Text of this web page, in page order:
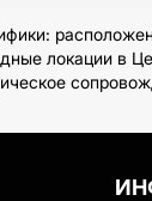
локации